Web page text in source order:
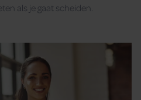
als je gaat scheiden.